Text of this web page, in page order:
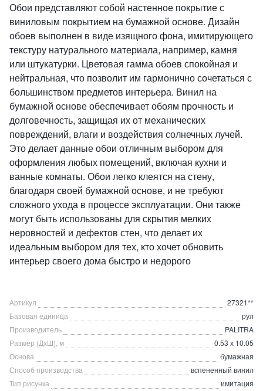
Обои представляют собой настенное покрытие с
виниловым покрытием на бумажной основе. Дизайн
обоев выполнен в виде изящного фона, имитирующего
текстуру натурального материала, например, камня
или штукатурки. Цветовая гамма обоев спокойная и
нейтральная, что позволит им гармонично сочетаться с
большинством предметов интерьера. Винил на
бумажной основе обеспечивает обоям прочность и
долговечность, защищая их от механических
повреждений, влаги и воздействия солнечных лучей.
Это делает данные обои отличным выбором для
оформления любых помещений, включая кухни и
ванные комнаты. Обои легко клеятся на стену,
благодаря своей бумажной основе, и не требуют
сложного ухода в процессе эксплуатации. Они также
могут быть использованы для скрытия мелких
неровностей и дефектов стен, что делает их
идеальным выбором для тех, кто хочет обновить
интерьер своего дома быстро и недорого
Артикул
27321**
Базовая единица
рул
Производитель
PALITRA
Размер (ДхШ), м
0.53 х 10.05
Основа
бумажная
Способ производства
вспененный винил
Тип рисунка
имитация